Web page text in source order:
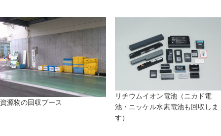
資源物の回収ブース
リチウムイオン電池（ニカド電
池・ニッケル水素電池も回収しま
す）